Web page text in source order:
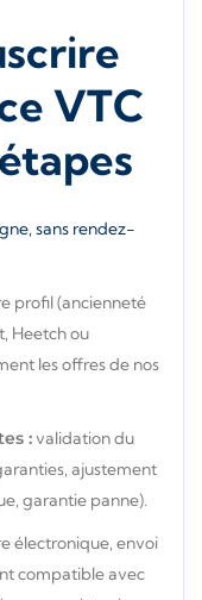
VTC
sans rendez-
profil (ancienneté
Heetch ou
les offres de nos
:validation du
ajustement
garantie panne).
électronique, envoi
compatible avec